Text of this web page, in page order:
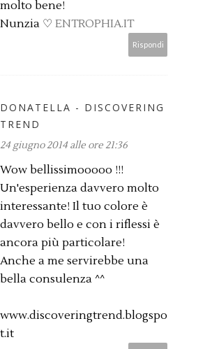
molto bene!
Nunzia ♡ ENTROPHIA.IT
Rispondi
DONATELLA - DISCOVERING
TREND
24 giugno 2014 alle ore 21:36
Wow bellissimooooo !!!
Un'esperienza davvero molto
interessante! Il tuo colore è
davvero bello e con i riflessi è
ancora più particolare!
Anche a me servirebbe una
bella consulenza ^^
www.discoveringtrend.blogspo
t.it